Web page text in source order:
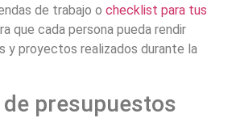
de trabajo o checklist para tus
que cada persona pueda rendir
y proyectos realizados durante la
presupuestos